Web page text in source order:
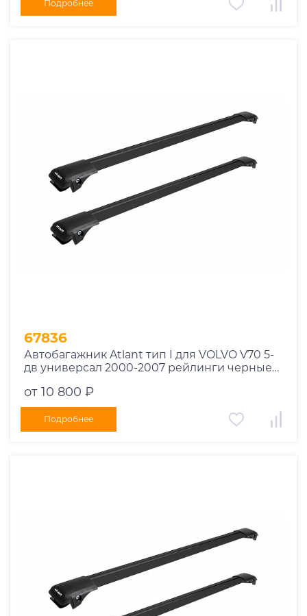
Подробнее
67836
Автобагажник Atlant тип I для VOLVO V70 5-
дв универсал 2000-2007 рейлинги черные
от 10 800 ₽
Подробнее